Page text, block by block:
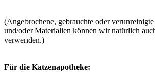
(Angebrochene, gebrauchte oder
und/oder Materialien können wir natürlich
verwenden.)
Für die Katzenapotheke: